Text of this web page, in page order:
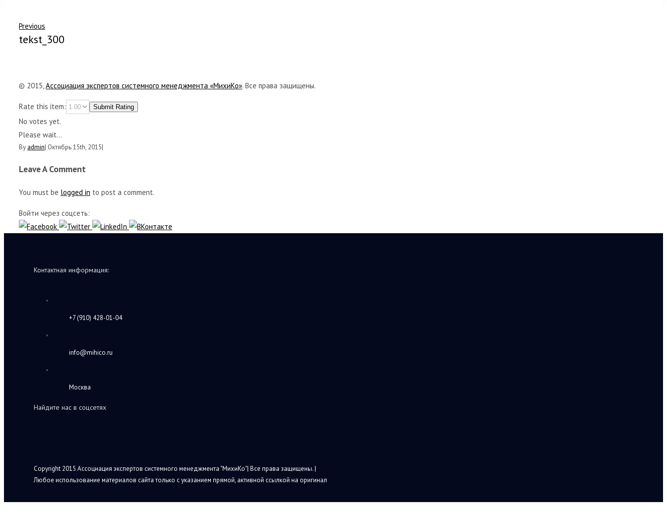
Previous
tekst_300
© 2015,Ассоциация экспертов системного менеджмента «МихиКо». Все права защищены.
Rate this item: Submit Rating
No votes yet.
Please wait...
By admin| Октябрь 15th, 2015|
Leave A Comment
You must be logged in to post a comment.
Войти через соцсеть:
Контактная информация:
+7 (910) 428-01-04
info@mihico.ru
Москва
Найдите нас в соцсетях
Copyright 2015 Ассоциация экспертов системного менеджмента "МихиКо"| Все права защищены. |
Любое использование материалов сайта только с указанием прямой, активной ссылкой на оригинал